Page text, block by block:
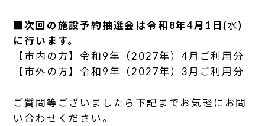
■次回の施設予約抽選会は令和8年4月 1 日(水)
に行います。
【市内の方】令和9年（2027年）4月ご利用分
【市外の方】令和9年（2027年）3月ご利用分
ご質問等ございましたら下記までお気軽にお問
い合わせください。